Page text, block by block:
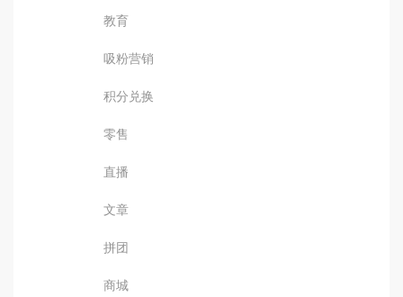
教育
吸粉营销
积分兑换
零售
直播
文章
拼团
商城